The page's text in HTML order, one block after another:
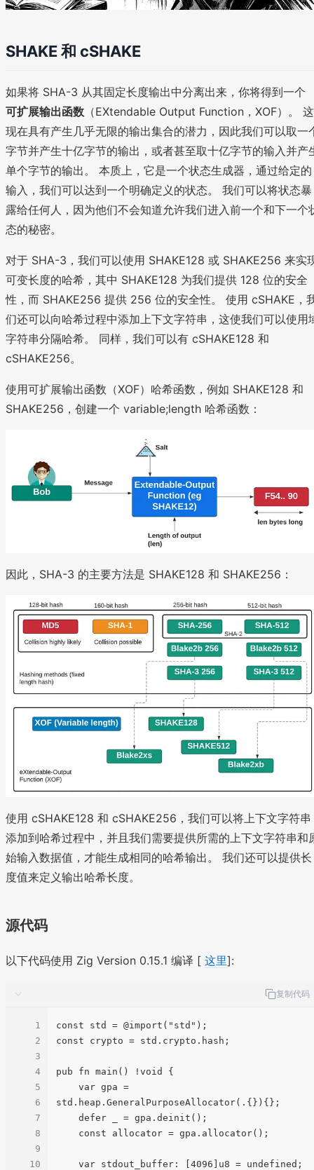
SHAKE 和 cSHAKE
如果将 SHA-3 从其固定长度输出中分离出来，你将得到一个
可扩展输出函数 （EXtendable Output Function，XOF）。 这
现在具有产生几乎无限的输出集合的潜力，因此我们可以取一
字节并产生十亿字节的输出，或者甚至取十亿字节的输入并产
单个字节的输出。 本质上，它是一个状态生成器，通过给定的
输入，我们可以达到一个明确定义的状态。 我们可以将状态暴
露给任何人，因为他们不会知道允许我们进入前一个和下一个
态的秘密。
对于 SHA-3，我们可以使用 SHAKE128 或 SHAKE256 来实
可变长度的哈希，其中 SHAKE128 为我们提供 128 位的安全
性，而 SHAKE256 提供 256 位的安全性。 使用 cSHAKE，
们还可以向哈希过程中添加上下文字符串，这使我们可以使用
字符串分隔哈希。 同样，我们可以有 cSHAKE128 和
cSHAKE256。
使用可扩展输出函数（XOF）哈希函数，例如 SHAKE128 和
SHAKE256，创建一个 variable;length 哈希函数：
因此，SHA-3 的主要方法是 SHAKE128 和 SHAKE256：
使用 cSHAKE128 和 cSHAKE256，我们可以将上下文字符串
添加到哈希过程中，并且我们需要提供所需的上下文字符串和
始输入数据值，才能生成相同的哈希输出。 我们还可以提供长
度值来定义输出哈希长度。
源代码
以下代码使用 Zig Version 0.15.1 编译 [ 这里]:
复制代码
1
2
3
4
5
6
7
8
9
10
const std = @import("std");
const crypto = std.crypto.hash;
pub fn main() !void {
std.heap.GeneralPurposeAllocator(.{}){};